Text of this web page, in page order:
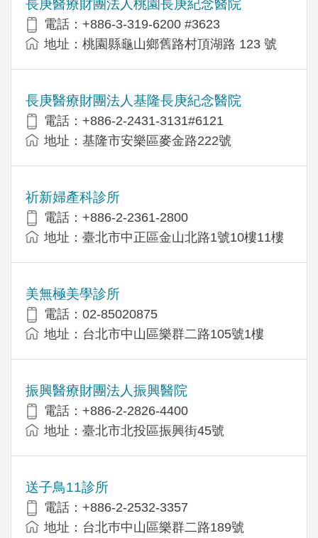
長庚醫療財團法人桃園長庚紀念醫院
電話：+886-3-319-6200 #3623
地址：桃園縣龜山鄉舊路村頂湖路 123 號
長庚醫療財團法人基隆長庚紀念醫院
電話：+886-2-2431-3131#6121
地址：基隆市安樂區麥金路222號
祈新婦產科診所
電話：+886-2-2361-2800
地址：臺北市中正區金山北路1號10樓11樓
美無極美學診所
電話：02-85020875
地址：台北市中山區樂群二路105號1樓
振興醫療財團法人振興醫院
電話：+886-2-2826-4400
地址：臺北市北投區振興街45號
送子鳥11診所
電話：+886-2-2532-3357
地址：台北巿中山區樂群二路189號